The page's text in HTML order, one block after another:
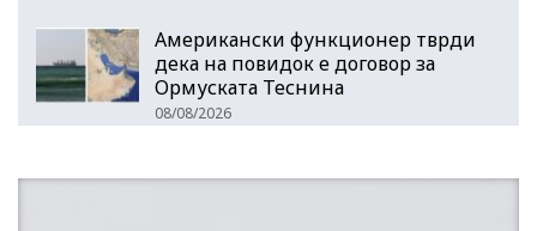
Американски функционер тврди
дека на повидок е договор за
Ормуската Теснина
08/08/2026